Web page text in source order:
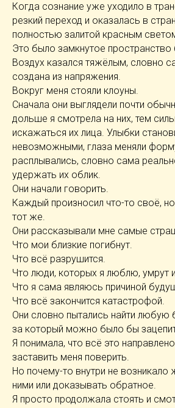
Когда сознание уже уходило в
резкий переход и оказалась в
полностью залитой красным
Это было замкнутое пространство
Воздух казался тяжёлым, словно
создана из напряжения.
Вокруг меня стояли клоуны.
Сначала они выглядели почти
дольше я смотрела на них, тем
искажаться их лица. Улыбки
невозможными, глаза меняли
расплывались, словно сама
удержать их облик.
Они начали говорить.
Каждый произносил что-то своё,
тот же.
Они рассказывали мне самые
Что мои близкие погибнут.
Что всё разрушится.
Что люди, которых я люблю, умрут
Что я сама являюсь причиной
Что всё закончится катастрофой.
Они словно пытались найти любую
за который можно было бы
Я понимала, что всё это
заставить меня поверить.
Но почему-то внутри не возникало
ними или доказывать обратное.
Я просто продолжала стоять и